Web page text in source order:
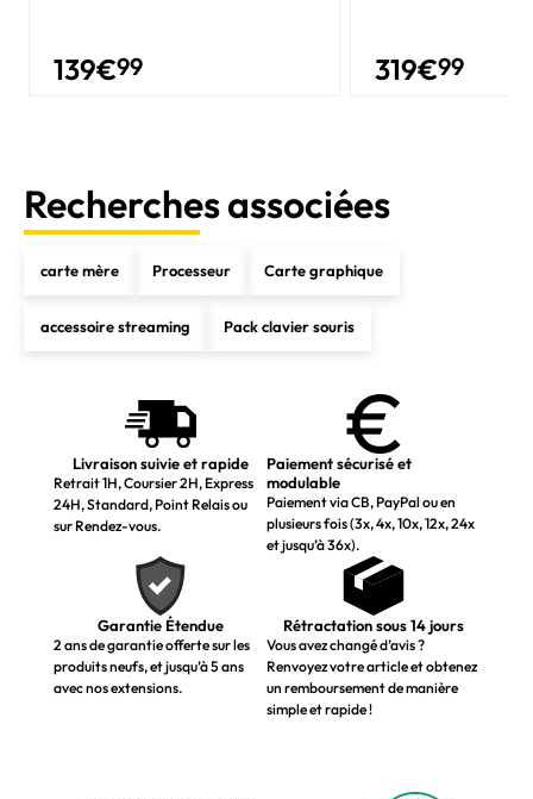
139€99 319€99
Recherches associées
carte mère Processeur Carte graphique
accessoire streaming Pack clavier souris
Livraison suivie et rapide
Retrait 1H, Coursier 2H, Express
24H, Standard, Point Relais ou
sur Rendez-vous.
Paiement sécurisé et
modulable
Paiement via CB, PayPal ou en
plusieurs fois (3x, 4x, 10x, 12x, 24x
et jusqu’à 36x).
Garantie Étendue
2 ans de garantie offerte sur les
produits neufs, et jusqu’à 5 ans
avec nos extensions.
Rétractation sous 14 jours
Vous avez changé d’avis ?
Renvoyez votre article et obtenez
un remboursement de manière
simple et rapide !